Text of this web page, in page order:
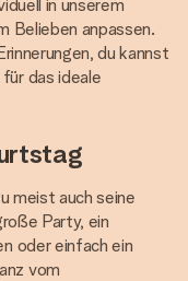
in unserem
Belieben anpassen.
du kannst
das ideale
meist auch seine
Party, ein
oder einfach ein
vom